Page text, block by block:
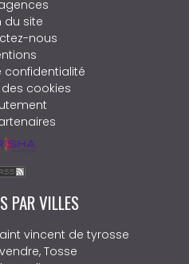
du site
nous
confidentialité
cookies
PAR VILLES
vincent de tyrosse
Tosse